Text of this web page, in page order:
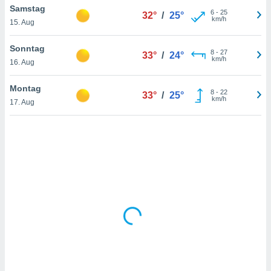
Samstag
15. Aug
32° / 25° 6- 25
km/h
Sonntag
16. Aug
33° / 24° 8- 27
km/h
Montag
17. Aug
33° / 25° 8- 22
km/h